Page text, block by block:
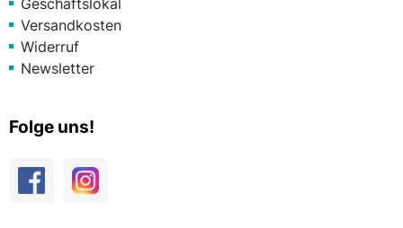
Versandkosten
Widerruf
Newsletter
Folge uns!